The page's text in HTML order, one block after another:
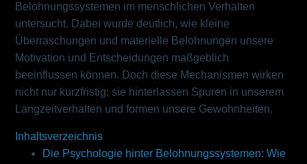
Belohnungssystemen im menschlichen Verhalten
untersucht. Dabei wurde deutlich, wie kleine
Überraschungen und materielle Belohnungen unsere
Motivation und Entscheidungen maßgeblich
beeinflussen können. Doch diese Mechanismen wirken
nicht nur kurzfristig; sie hinterlassen Spuren in unserem
Langzeitverhalten und formen unsere Gewohnheiten.
Inhaltsverzeichnis
Die Psychologie hinter Belohnungssystemen: Wie